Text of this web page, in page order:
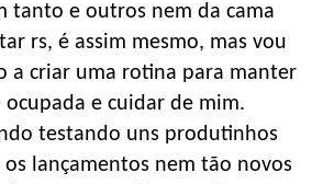
tanto e outros nem da cama
rs, é assim mesmo, mas vou
a criar uma rotina para manter
ocupada e cuidar de mim.
testando uns produtinhos
os lançamentos nem tão novos